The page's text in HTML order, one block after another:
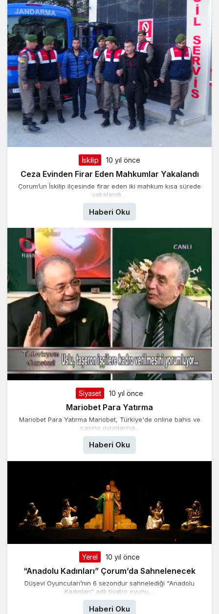
İskilip 10 yıl önce
Ceza Evinden Firar Eden Mahkumlar Yakalandı
Çorum’un İskilip ilçesinde firar eden iki mahkum kısa sürede
yakalandı....
Haberi Oku
Siyaset 10 yıl önce
Mariobet Para Yatırma
Mariobet Para Yatırma Mariobet, Türkiye'de online bahis ve
casino oyunlarına...
Haberi Oku
Yerel 10 yıl önce
“Anadolu Kadınları” Çorum’da Sahnelenecek
Düşevi Oyuncuları’nın 6 sezondur sahnelediği “Anadolu
Kadınları” adlı tiyatro oyunu,...
Haberi Oku